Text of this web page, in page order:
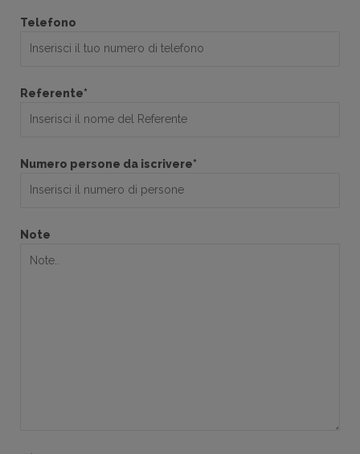
Telefono
Referente*
Numero persone da iscrivere*
Note